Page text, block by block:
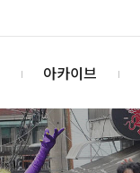
아카이브